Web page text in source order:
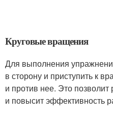
Круговые вращения
Для выполнения
в сторону и приступить к
и против нее. Это позволит
и повысит эффективность